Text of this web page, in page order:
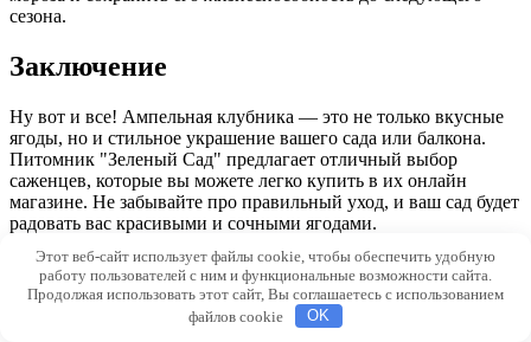
сезона.
Заключение
Ну вот и все! Ампельная клубника — это не только вкусные
ягоды, но и стильное украшение вашего сада или балкона.
Питомник "Зеленый Сад" предлагает отличный выбор
саженцев, которые вы можете легко купить в их онлайн
магазине. Не забывайте про правильный уход, и ваш сад будет
радовать вас красивыми и сочными ягодами.
Так что не теряйте времени, загляните в каталог саженцев
"Зеленого Сада", выберите понравившиеся сорта и оформите
заказ. А когда через некоторое время вы попробуете первую
ягоду с вашего растения, вы поймете, что все труды были не
Этот веб-сайт использует файлы cookie, чтобы обеспечить удобную
работу пользователей с ним и функциональные возможности сайта.
Продолжая использовать этот сайт, Вы соглашаетесь с использованием
файлов cookie
OK